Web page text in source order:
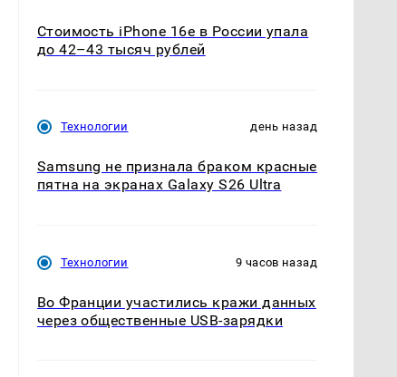
В магазинах России
СМИ: В Химках на
полицейскую
Стоимость iPhone 16e в России упала
до 42–43 тысяч рублей
Технологии день назад
Samsung не признала браком красные
пятна на экранах Galaxy S26 Ultra
Технологии 9 часов назад
Во Франции участились кражи данных
через общественные USB-зарядки